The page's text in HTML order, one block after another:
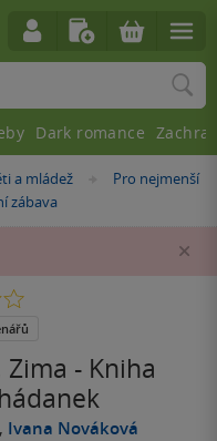
a mládež »Pro nejmenší
zábava
Zima - Kniha
, Ivana Nováková
Dark romance